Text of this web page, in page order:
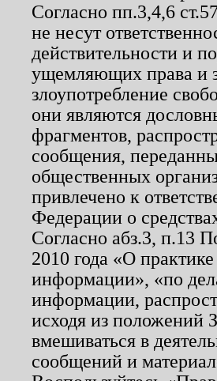
Согласно пп.3,4,6
не несут
действительности и
ущемляющих права и
злоупотребление
они являются
фрагментов,
сообщения,
общественных
привлечено к
Федерации о
Согласно абз.3, п.13
2010 года «О
информации», «по
информации,
исходя из положений
вмешиваться в
сообщений и